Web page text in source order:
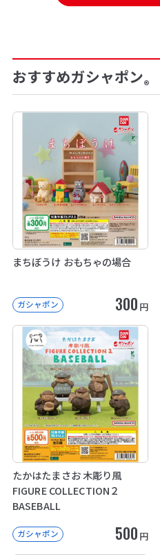
おすすめガシャポン®
まちぼうけ おもちゃの場合
ガシャポン 300 円
たかはたまさお 木彫り風
FIGURE COLLECTION２
BASEBALL
ガシャポン 500 円